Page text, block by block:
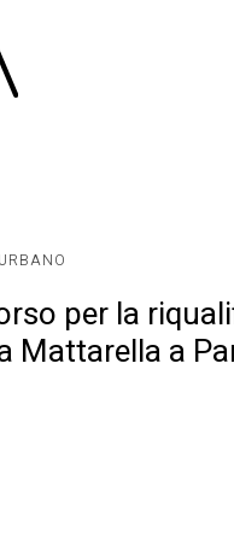
per la
Mattarella a